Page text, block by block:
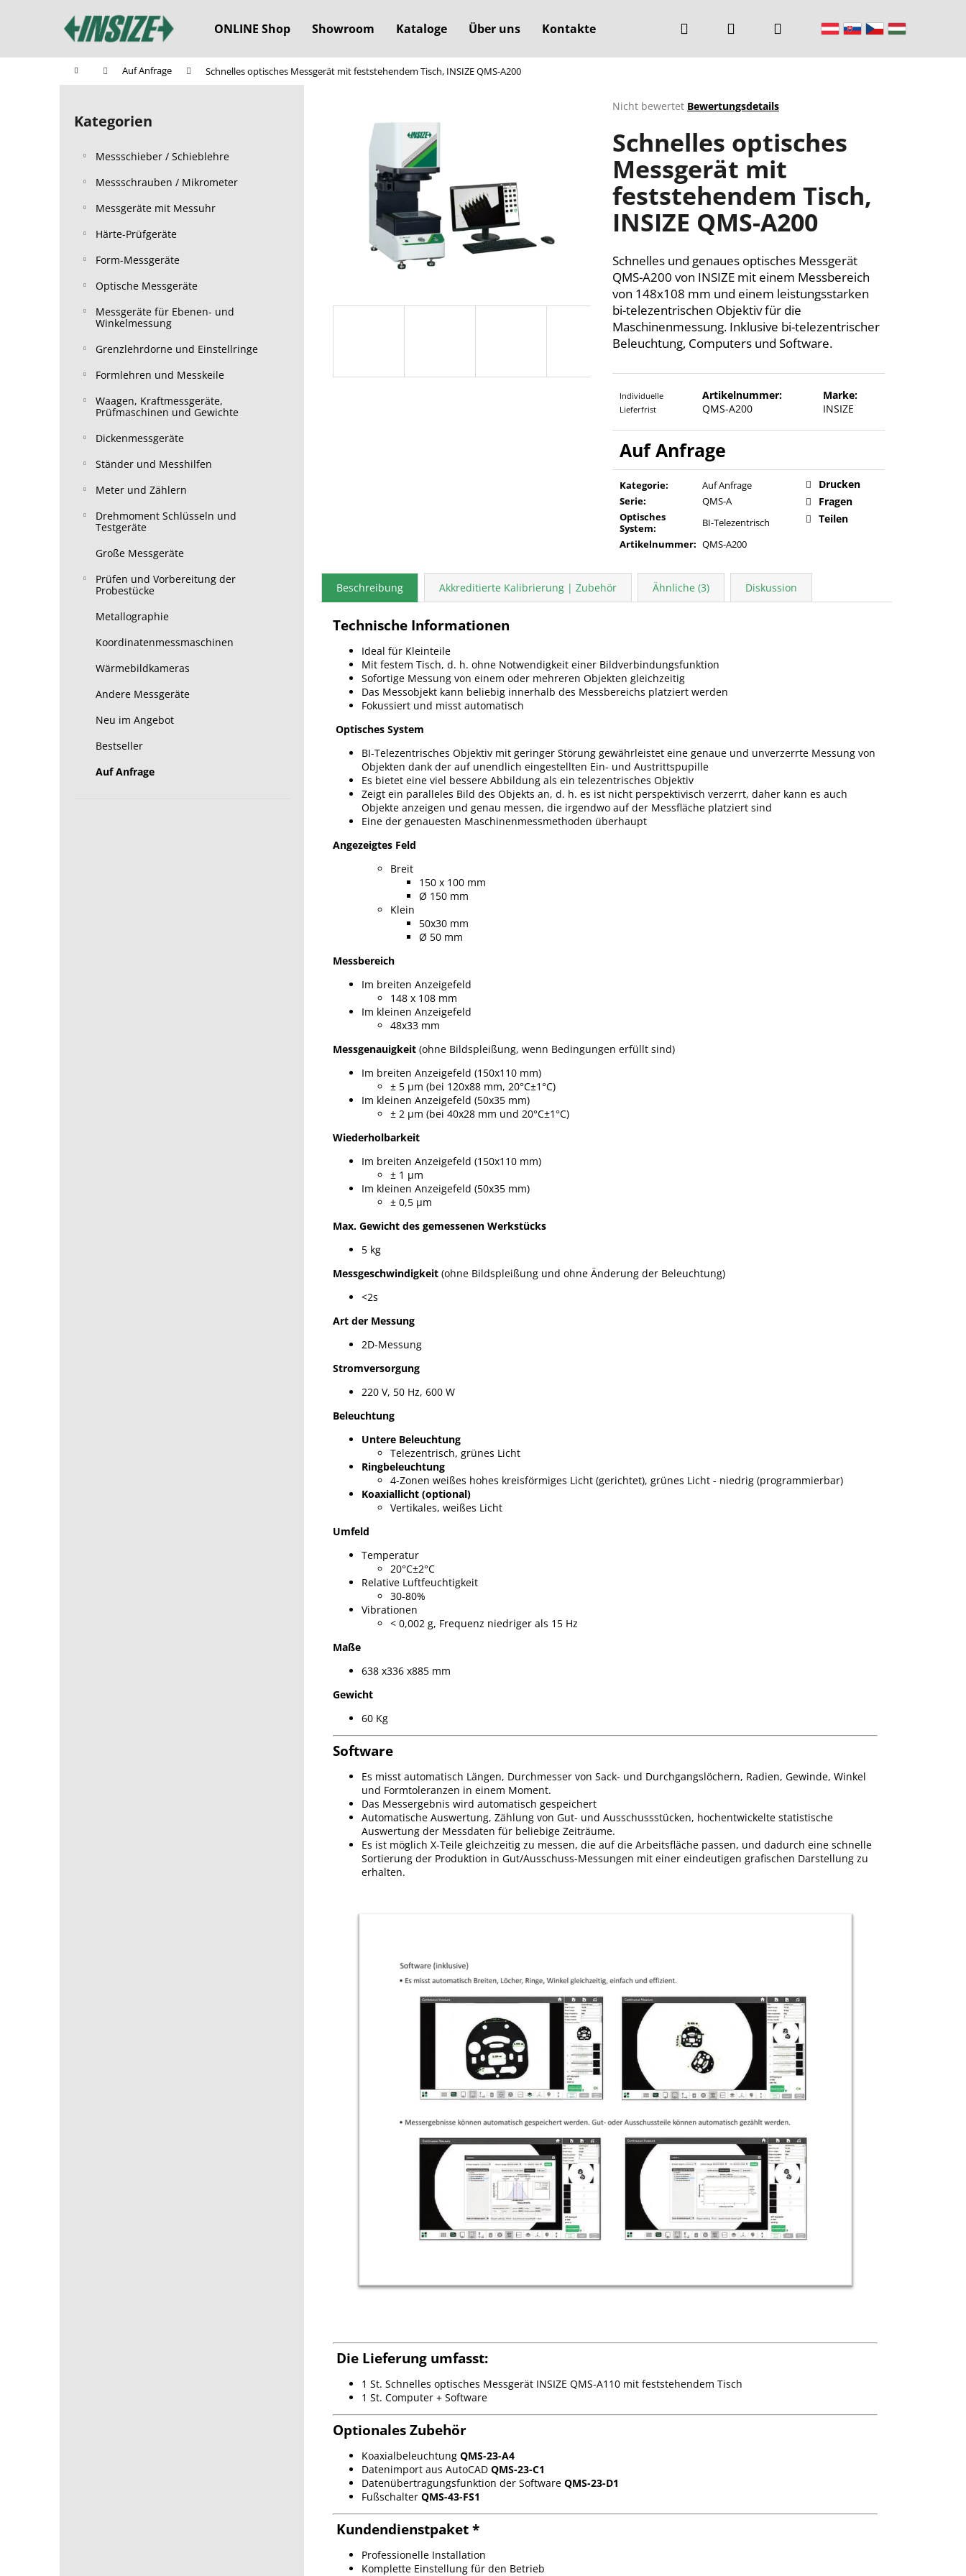
ONLINE Shop Showroom Kataloge Über uns Kontakte Suchen Warenkorb
StartseiteAuf Anfrage Schnelles optisches Messgerät mit feststehendem Tisch, INSIZE QMS-A200
S
Kategorien
überspringen
Kategorien
Messschieber / Schieblehre
Messschrauben / Mikrometer
Messgeräte mit Messuhr
Härte-Prüfgeräte
Form-Messgeräte
Optische Messgeräte
Messgeräte für Ebenen- und
Winkelmessung
Grenzlehrdorne und Einstellringe
Formlehren und Messkeile
Waagen, Kraftmessgeräte,
Prüfmaschinen und Gewichte
Dickenmessgeräte
Ständer und Messhilfen
Meter und Zählern
Drehmoment Schlüsseln und
Testgeräte
Große Messgeräte
Prüfen und Vorbereitung der
Probestücke
Metallographie
Koordinatenmessmaschinen
Wärmebildkameras
Andere Messgeräte
Neu im Angebot
Bestseller
Auf Anfrage
Die
Produktbewertung
ist
0,0
von
5
Sternen.
Nicht bewertet Bewertungsdetails
Schnelles optisches
Messgerät mit
feststehendem Tisch,
INSIZE QMS-A200
Schnelles und genaues optisches Messgerät
QMS-A200 von INSIZE mit einem Messbereich
von 148x108 mm und einem leistungsstarken
bi-telezentrischen Objektiv für die
Maschinenmessung. Inklusive bi-telezentrischer
Beleuchtung, Computers und Software.
Individuelle
Lieferfrist
Artikelnummer:
QMS-A200
Marke:
INSIZE
Kategorie:
Auf Anfrage
Serie:
QMS-A
Optisches
System:
BI-Telezentrisch
Artikelnummer: QMS-A200
Drucken
Fragen
Teilen
Beschreibung Akkreditierte Kalibrierung | Zubehör Ähnliche (3) Diskussion
Technische Informationen
Ideal für Kleinteile
Mit festem Tisch, d. h. ohne Notwendigkeit einer Bildverbindungsfunktion
Sofortige Messung von einem oder mehreren Objekten gleichzeitig
Das Messobjekt kann beliebig innerhalb des Messbereichs platziert werden
Fokussiert und misst automatisch
Optisches System
BI-Telezentrisches Objektiv mit geringer Störung gewährleistet eine genaue und unverzerrte Messung von
Objekten dank der auf unendlich eingestellten Ein- und Austrittspupille
Es bietet eine viel bessere Abbildung als ein telezentrisches Objektiv
Zeigt ein paralleles Bild des Objekts an, d. h. es ist nicht perspektivisch verzerrt, daher kann es auch
Objekte anzeigen und genau messen, die irgendwo auf der Messfläche platziert sind
Eine der genauesten Maschinenmessmethoden überhaupt
Angezeigtes Feld
Breit
150 x 100 mm
Ø 150 mm
Klein
50x30 mm
Ø 50 mm
Messbereich
Im breiten Anzeigefeld
148 x 108 mm
Im kleinen Anzeigefeld
48x33 mm
Messgenauigkeit (ohne Bildspleißung, wenn Bedingungen erfüllt sind)
Im breiten Anzeigefeld (150x110 mm)
± 5 µm (bei 120x88 mm, 20°C±1°C)
Im kleinen Anzeigefeld (50x35 mm)
± 2 µm (bei 40x28 mm und 20°C±1°C)
Wiederholbarkeit
Im breiten Anzeigefeld (150x110 mm)
± 1 µm
Im kleinen Anzeigefeld (50x35 mm)
± 0,5 µm
Max. Gewicht des gemessenen Werkstücks
5 kg
Messgeschwindigkeit (ohne Bildspleißung und ohne Änderung der Beleuchtung)
<2s
Art der Messung
2D-Messung
Stromversorgung
220 V, 50 Hz, 600 W
Beleuchtung
Untere Beleuchtung
Telezentrisch, grünes Licht
Ringbeleuchtung
4-Zonen weißes hohes kreisförmiges Licht (gerichtet), grünes Licht - niedrig (programmierbar)
Koaxiallicht (optional)
Vertikales, weißes Licht
Umfeld
Temperatur
20°C±2°C
Relative Luftfeuchtigkeit
30-80%
Vibrationen
< 0,002 g, Frequenz niedriger als 15 Hz
Maße
638 x336 x885 mm
Gewicht
60 Kg
Software
Es misst automatisch Längen, Durchmesser von Sack- und Durchgangslöchern, Radien, Gewinde, Winkel
und Formtoleranzen in einem Moment.
Das Messergebnis wird automatisch gespeichert
Automatische Auswertung, Zählung von Gut- und Ausschussstücken, hochentwickelte statistische
Auswertung der Messdaten für beliebige Zeiträume.
Es ist möglich X-Teile gleichzeitig zu messen, die auf die Arbeitsfläche passen, und dadurch eine schnelle
Sortierung der Produktion in Gut/Ausschuss-Messungen mit einer eindeutigen grafischen Darstellung zu
erhalten.
Die Lieferung umfasst:
1 St. Schnelles optisches Messgerät INSIZE QMS-A110 mit feststehendem Tisch
1 St. Computer + Software
Optionales Zubehör
Koaxialbeleuchtung QMS-23-A4
Datenimport aus AutoCAD QMS-23-C1
Datenübertragungsfunktion der Software QMS-23-D1
Fußschalter QMS-43-FS1
Kundendienstpaket *
Professionelle Installation
Komplette Einstellung für den Betrieb
e
Zurück
zum
Zurück
zum
Was suchen Sie?
Wir empfehlen